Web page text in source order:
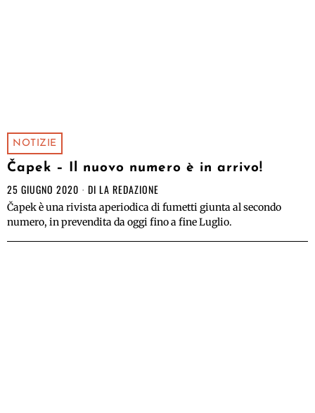
NOTIZIE
Čapek – Il nuovo numero è in arrivo!
25 GIUGNO 2020 DI LA REDAZIONE
Čapek è una rivista aperiodica di fumetti giunta al secondo
numero, in prevendita da oggi fino a fine Luglio.